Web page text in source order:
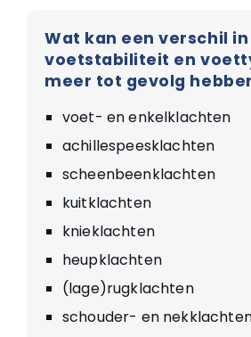
Wat kan een verschil in
voetstabiliteit en
meer tot gevolg
voet- en enkelklachten
achillespeesklachten
scheenbeenklachten
kuitklachten
knieklachten
heupklachten
(lage)rugklachten
schouder- en